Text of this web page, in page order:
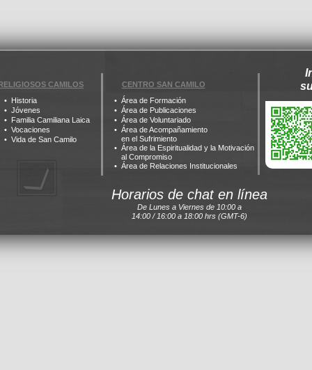
CAMILOS
Historia
Jóvenes
Familia Camiliana Laica
Vocaciones
Vida de San Camilo
CENTRO SAN CAMILO
Área de Formación
Área de Publicaciones
Área de Voluntariado
Área de Acompañamiento
en el Sufrimiento
Área de la Espiritualidad y la Motivación
al Compromiso
Área de Relaciones Institucionales
Horarios de chat en línea
De Lunes a Viernes de 10:00 a
14:00 / 16:00 a 18:00 hrs (GMT-6)